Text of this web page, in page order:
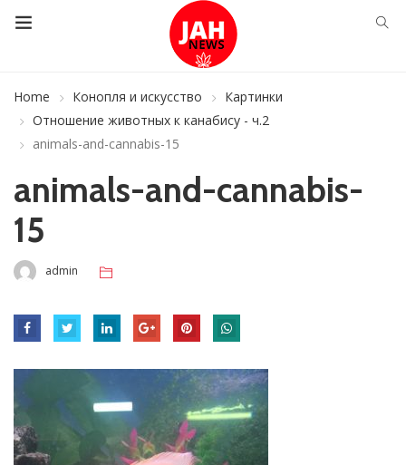
Home Конопля и искусство
Картинки
Отношение животных к канабису - ч.2
animals-and-cannabis-15
animals-and-cannabis-
15
admin